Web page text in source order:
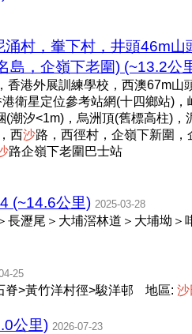
村，輋下村，井頭46m
島，企嶺下老圍) (~13.2公
香港外展訓練學校，西澳67m
衛星定位參考站網(十四鄉站)
潮汐<1m)，烏洲頂(舊標高柱)
西沙路，西徑村，企嶺下新圍
路企嶺下老圍巴士站
(~14.6公里) 2025-03-28
瀝尾＞大埔滘林道＞大埔坳
25
脊>黃竹洋村徑>駿洋邨 地區: 沙
公里) 2026-07-23